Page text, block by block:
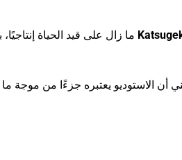
ما زال على قيد الحياة
أن الاستوديو يعتبره جزءًا من موجة ما